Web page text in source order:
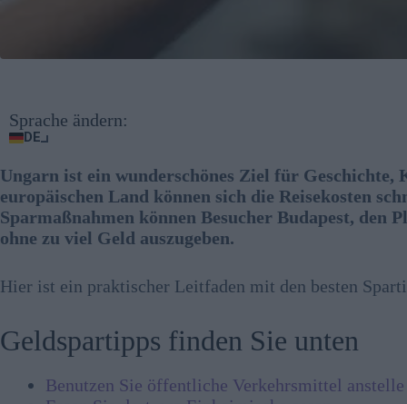
Sprache ändern:
DE
Ungarn ist ein wunderschönes Ziel für
europäischen Land können sich die Reisekosten
Sparmaßnahmen können Besucher Budapest, den
ohne zu viel Geld auszugeben.
Hier ist ein praktischer Leitfaden mit den besten
Geldspartipps finden Sie unten
Benutzen Sie öffentliche Verkehrsmittel